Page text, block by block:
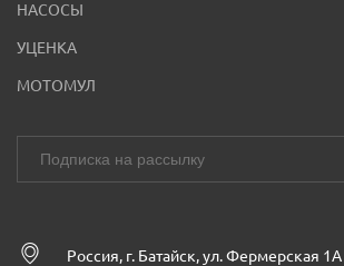
НАСОСЫ
УЦЕНКА
МОТОМУЛ
Россия, г. Батайск, ул. Фермерская 1А